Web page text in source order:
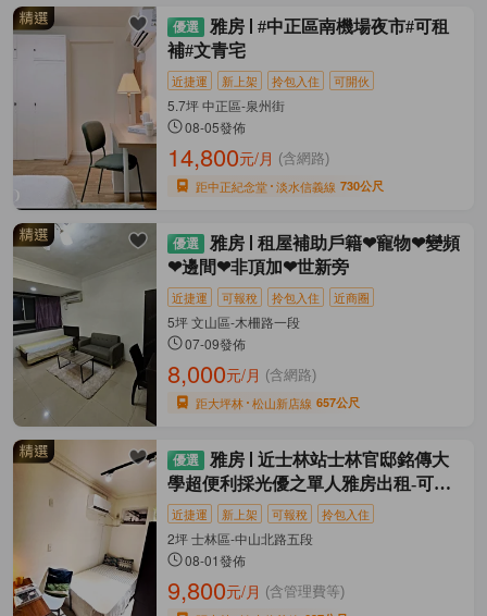
雅房
#中正區南機場夜市#可租
補#文青宅
近捷運 新上架 拎包入住 可開伙
5.7坪 中正區-泉州街
08-05發佈
14,800元/月 (含網路)
距中正紀念堂 淡水信義線 730公尺
雅房
租屋補助戶籍❤寵物❤變頻
❤邊間❤非頂加❤世新旁
近捷運 可報稅 拎包入住 近商圈
5坪 文山區-木柵路一段
07-09發佈
8,000元/月 (含網路)
距大坪林 松山新店線 657公尺
雅房
近士林站士林官邸銘傳大
學超便利採光優之單人雅房出租-可租
補
近捷運 新上架 可報稅 拎包入住
2坪 士林區-中山北路五段
08-01發佈
9,800元/月 (含管理費等)